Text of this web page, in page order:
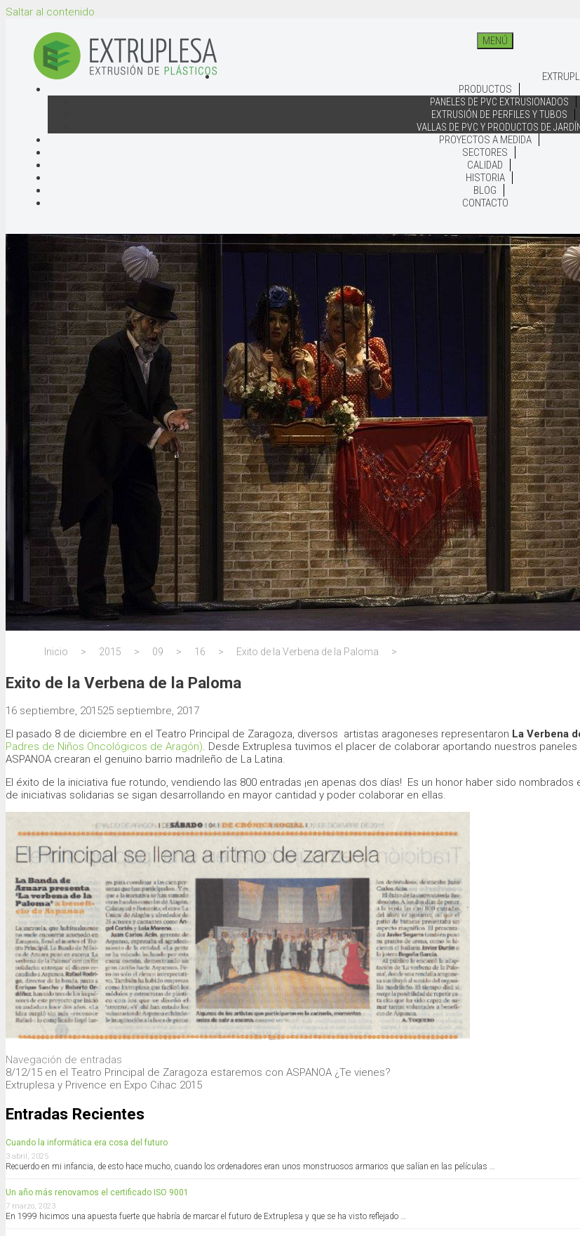
Saltar al contenido
MENÚ
PRODUCTOS
PANELES DE PVC EXTRUSIONADOS
EXTRUSIÓN DE PERFILES Y TUBOS
VALLAS DE PVC Y PRODUCTOS DE JARDÍN
PROYECTOS A MEDIDA
SECTORES
CALIDAD
HISTORIA
BLOG
CONTACTO
Inicio > 2015 > 09 > 16 > Exito de la Verbena de la Paloma >
Exito de la Verbena de la Paloma
16 septiembre, 201525 septiembre, 2017
El pasado 8 de diciembre en el Teatro Principal de Zaragoza, diversos artistas aragoneses representaron La Verbena
Padres de Niños Oncológicos de Aragón). Desde Extruplesa tuvimos el placer de colaborar aportando nuestros
ASPANOA crearan el genuino barrio madrileño de La Latina.
El éxito de la iniciativa fue rotundo, vendiendo las 800 entradas ¡en apenas dos días! Es un honor haber sido
de iniciativas solidarias se sigan desarrollando en mayor cantidad y poder colaborar en ellas.
Navegación de entradas
8/12/15 en el Teatro Principal de Zaragoza estaremos con ASPANOA ¿Te vienes?
Extruplesa y Privence en Expo Cihac 2015
Entradas Recientes
Cuando la informática era cosa del futuro
3 abril, 2025
Recuerdo en mi infancia, de esto hace mucho, cuando los ordenadores eran unos monstruosos armarios que salían en las películas …
Un año más renovamos el certificado ISO 9001
7 marzo, 2023
En 1999 hicimos una apuesta fuerte que habría de marcar el futuro de Extruplesa y que se ha visto reflejado …